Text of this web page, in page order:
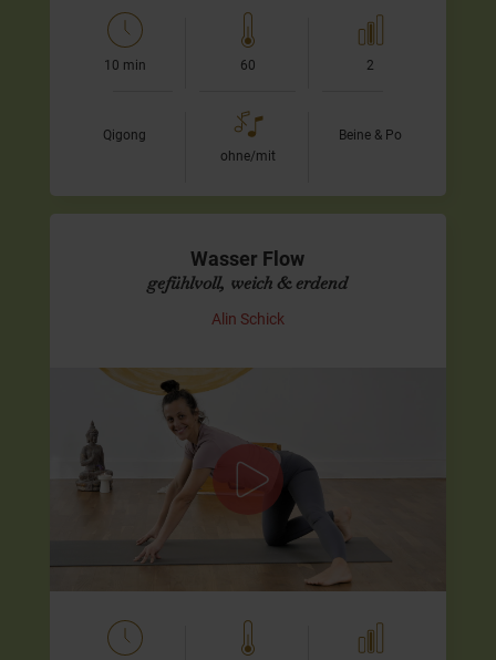
10 min 60 2
Qigong
ohne/mit
Beine & Po
Wasser Flow
gefühlvoll, weich & erdend
Alin Schick
Weich fließen & Gefühle in Balance
bringen
In dieser Praxis lade ich Dich ein, Dich mit der Qualität
des Wassers zu verbinden – weich, durchlässig und
gleichzeitig tief fühlend. Die Bewegungen sind…